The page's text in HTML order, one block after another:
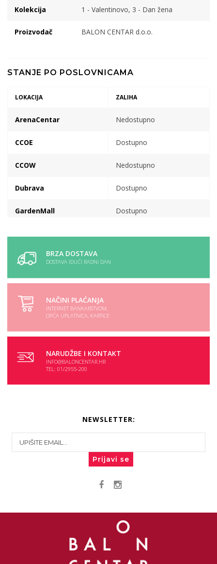
Kolekcija 1 - Valentinovo, 3 - Dan žena
Proizvodač BALON CENTAR d.o.o.
STANJE PO POSLOVNICAMA
LOKACIJA ZALIHA
ArenaCentar Nedostupno
CCOE Dostupno
CCOW Nedostupno
Dubrava Dostupno
GardenMall Dostupno
BRZA DOSTAVA
DOSTAVA IDUĆI RADNI DAN
NAČINI PLAĆANJA
INTERNET BANKARSTVOM,
OPĆA UPLATNICA, KARTICE
NARUDŽBE I KONTAKT
INFO@BALONCENTAR.HR
TEL: 01/2955-200
NEWSLETTER:
Prijavi se